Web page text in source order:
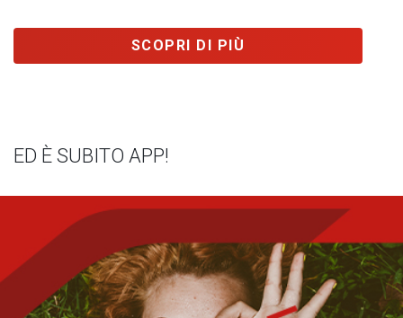
SCOPRI DI PIÙ
ED È SUBITO APP!